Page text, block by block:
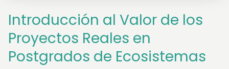
Introducción al Valor de los
Proyectos Reales en
Postgrados de Ecosistemas